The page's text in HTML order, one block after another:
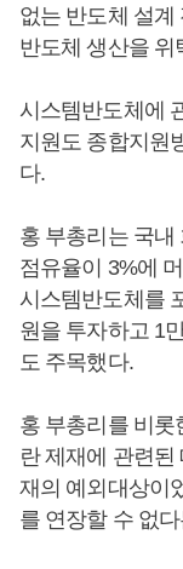
없는 반도체 설계
반도체 생산을 위
시스템반도체에
지원도 종합지원
다.
홍 부총리는 국
점유율이 3%에
시스템반도체를
원을 투자하고 1
도 주목했다.
홍 부총리를 비롯
란 제재에 관련된
재의 예외대상이
를 연장할 수 없